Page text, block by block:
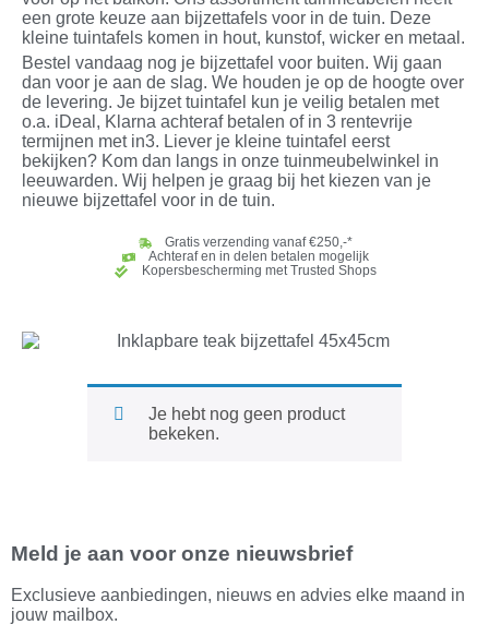
een grote keuze aan bijzettafels voor in de tuin. Deze
kleine tuintafels komen in hout, kunstof, wicker en metaal.
Bestel vandaag nog je bijzettafel voor buiten. Wij gaan
dan voor je aan de slag. We houden je op de hoogte over
de levering. Je bijzet tuintafel kun je veilig betalen met
o.a. iDeal, Klarna achteraf betalen of in 3 rentevrije
termijnen met in3. Liever je kleine tuintafel eerst
bekijken? Kom dan langs in onze tuinmeubelwinkel in
leeuwarden. Wij helpen je graag bij het kiezen van je
nieuwe bijzettafel voor in de tuin.
Gratis verzending vanaf €250,-*
Achteraf en in delen betalen mogelijk
Kopersbescherming met Trusted Shops
Je hebt nog geen product
bekeken.
Meld je aan voor onze nieuwsbrief
Exclusieve aanbiedingen, nieuws en advies elke maand in
jouw mailbox.